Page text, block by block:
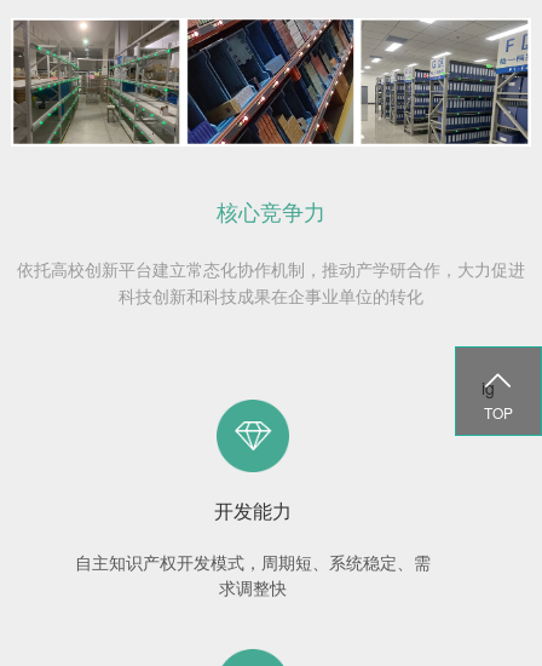

TOP
核心竞争力
依托高校创新平台建立常态化协作机制，推动产学研合作，大力促进
科技创新和科技成果在企事业单位的转化
ig
开发能力
自主知识产权开发模式，周期短、系统稳定、需
求调整快